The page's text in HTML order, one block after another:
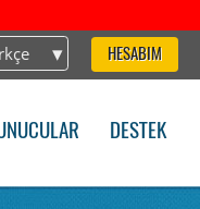
HESABIM
DESTEK